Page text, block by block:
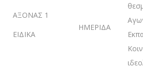
ΑΞΟΝΑΣ 1
ΕΙΔΙΚΑ
ΗΜΕΡΙΔΑ